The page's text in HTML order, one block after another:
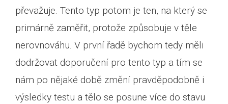
převažuje. Tento typ potom je ten, na který se
primárně zaměřit, protože způsobuje v těle
nerovnováhu. V první řadě bychom tedy měli
dodržovat doporučení pro tento typ a tím se
nám po nějaké době změní pravděpodobně i
výsledky testu a tělo se posune více do stavu